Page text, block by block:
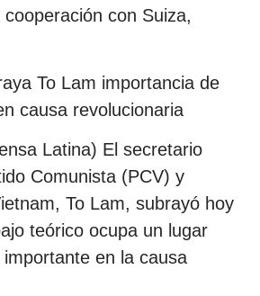
con Suiza,
To Lam importancia de
causa revolucionaria
Latina) El secretario
Comunista (PCV) y
To Lam, subrayó hoy
teórico ocupa un lugar
en la causa